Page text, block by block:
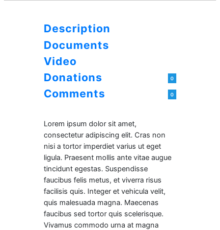
Description
Documents
Video
Donations
0
Comments 0
Lorem ipsum dolor sit amet,
consectetur adipiscing elit. Cras non
nisi a tortor imperdiet varius ut eget
ligula. Praesent mollis ante vitae augue
tincidunt egestas. Suspendisse
faucibus felis metus, et viverra risus
facilisis quis. Integer et vehicula velit,
quis malesuada magna. Maecenas
faucibus sed tortor quis scelerisque.
Vivamus commodo urna at magna